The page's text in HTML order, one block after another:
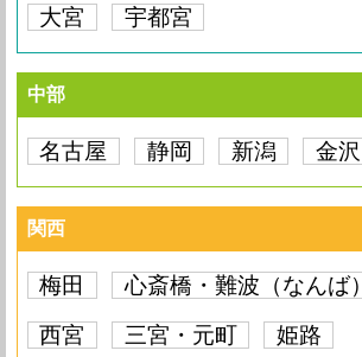
大宮
宇都宮
中部
名古屋 静岡 新潟 金沢
関西
梅田 心斎橋・難波（なんば）
西宮
三宮・元町
姫路